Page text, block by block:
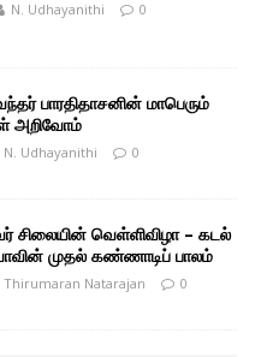
N. Udhayanithi 0
பாரதிதாசனின் மாபெரும்
அறிவோம்
N. Udhayanithi 0
சிலையின் வெள்ளிவிழா – கடல்
முதல் கண்ணாடிப் பாலம்
Thirumaran Natarajan 0